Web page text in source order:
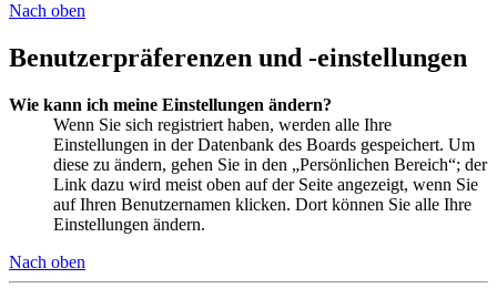
Nach oben
Benutzerpräferenzen und -einstellungen
Wie kann ich meine Einstellungen ändern?
Wenn Sie sich registriert haben, werden alle Ihre
Einstellungen in der Datenbank des Boards gespeichert. Um
diese zu ändern, gehen Sie in den „Persönlichen Bereich“; der
Link dazu wird meist oben auf der Seite angezeigt, wenn Sie
auf Ihren Benutzernamen klicken. Dort können Sie alle Ihre
Einstellungen ändern.
Nach oben